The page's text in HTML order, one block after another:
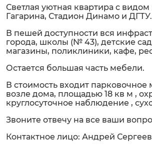
Светлая уютная квартира с видом
Гагарина, Стадион Динамо и ДГТУ.
В пешей доступности вся
города, школы (№ 43), детские
магазины, поликлиники, кафе,
Остается большая часть мебели.
В стоимость входит парковочное
возле дома, площадью 18 кв м ,
круглосуточное наблюдение ,
Звоните отвечу на все ваши
Контактное лицо: Андрей